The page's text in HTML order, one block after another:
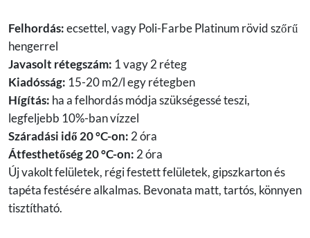
Felhordás:ecsettel, vagy Poli-Farbe Platinum rövid szőrű
hengerrel
Javasolt rétegszám: 1 vagy 2 réteg
Kiadósság: 15-20 m2/l egy rétegben
Hígítás: ha a felhordás módja szükségessé teszi,
legfeljebb 10%-ban vízzel
Száradási idő 20 °C-on: 2 óra
Átfesthetőség 20 °C-on: 2 óra
Új vakolt felületek, régi festett felületek, gipszkarton és
tapéta festésére alkalmas. Bevonata matt, tartós, könnyen
tisztítható.